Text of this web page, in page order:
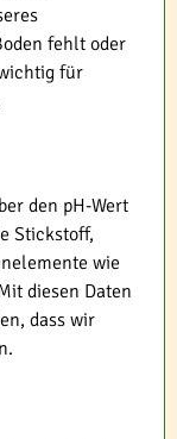
fehlt oder
für
den pH-Wert
Stickstoff,
wie
diesen Daten
dass wir